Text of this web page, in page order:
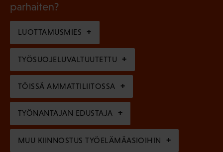
e
)
i
n
e
n
)
l
i
n
e
n
)
parhaiten?
LUOTTAMUSMIES
TYÖSUOJELUVALTUUTETTU
TÖISSÄ AMMATTILIITOSSA
TYÖNANTAJAN EDUSTAJA
MUU KIINNOSTUS TYÖELÄMÄASIOIHIN